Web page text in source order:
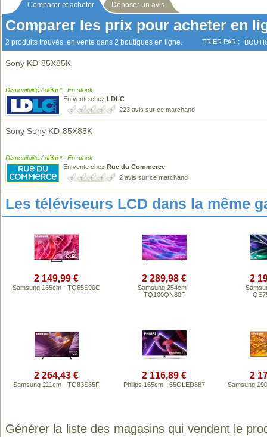
Comparer et acheter Déposer un avis
Comparer les prix pour acheter en
2 produits trouvés, en vente dans 2 boutiques en ligne. TRIER PAR :
Sony KD-85X85K
Disponibilité / délai * : En stock
En vente chez LDLC
223 avis sur ce marchand
Sony Sony KD-85X85K
Disponibilité / délai * : En stock
En vente chez Rue du Commerce
2 avis sur ce marchand
Les téléviseurs LCD dans la même
2 149,99 €
Samsung 165cm - TQ65S90C
2 289,98 €
Samsung 254cm -
TQ100QN80F
2
2 264,43 €
Samsung 211cm - TQ83S85F
2 116,89 €
Philips 165cm - 65OLED887
2
Samsung
Générer la liste des magasins qui vendent le